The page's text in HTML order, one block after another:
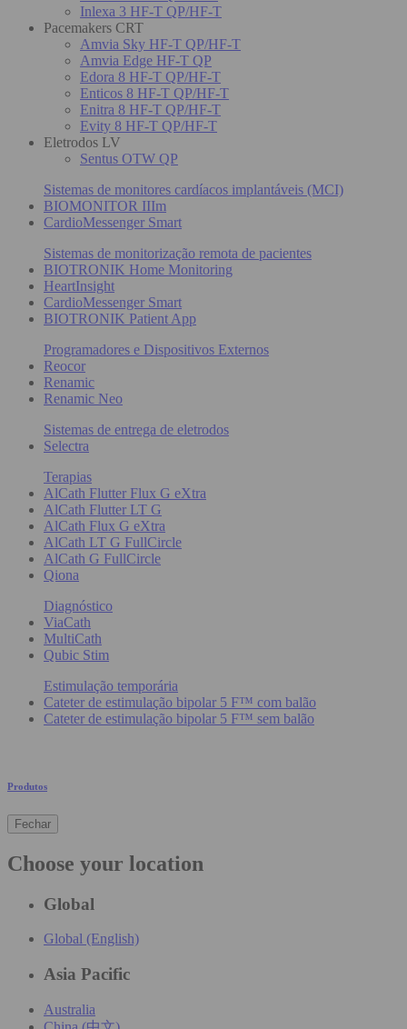
Inlexa 3 HF-T QP/HF-T
Pacemakers CRT
Amvia Sky HF-T QP/HF-T
Amvia Edge HF-T QP
Edora 8 HF-T QP/HF-T
Enticos 8 HF-T QP/HF-T
Enitra 8 HF-T QP/HF-T
Evity 8 HF-T QP/HF-T
Eletrodos LV
Sentus OTW QP
Sistemas de monitores cardíacos implantáveis (MCI)
BIOMONITOR IIIm
CardioMessenger Smart
Sistemas de monitorização remota de pacientes
BIOTRONIK Home Monitoring
HeartInsight
CardioMessenger Smart
BIOTRONIK Patient App
Programadores e Dispositivos Externos
Reocor
Renamic
Renamic Neo
Sistemas de entrega de eletrodos
Selectra
Terapias
AlCath Flutter Flux G eXtra
AlCath Flutter LT G
AlCath Flux G eXtra
AlCath LT G FullCircle
AlCath G FullCircle
Qiona
Diagnóstico
ViaCath
MultiCath
Qubic Stim
Estimulação temporária
Cateter de estimulação bipolar 5 F™ com balão
Cateter de estimulação bipolar 5 F™ sem balão
Produtos
Fechar
Choose your location
Global
Global (English)
Asia Pacific
Australia